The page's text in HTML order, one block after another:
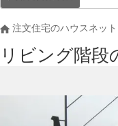
注文住宅のハウスネッ
リビング階